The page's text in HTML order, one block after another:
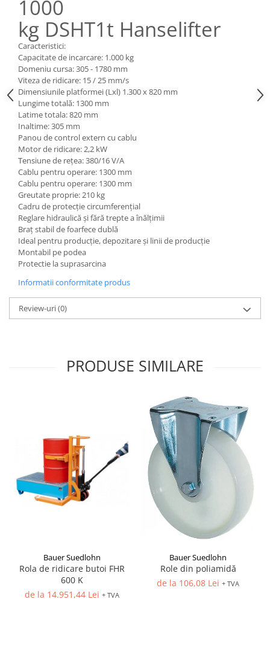
Pozitionere de sudura
Instalatii de rotire
Platforme foarfeca
Tip SB - cu bază rabatabilă
Nacela stivuitor
Translator stivuitor
Prelungitor lame stivuitor CAM
attachments
Atasamente profesionale CAM
Cleste ridicare butoi
Dispozitive ridicare butoaie
1000
kg DSHT1t Hanselifter
Caracteristici:
Capacitate de incarcare: 1.000 kg
Domeniu cursa: 305 - 1780 mm
Viteza de ridicare: 15 / 25 mm/s
Dimensiunile platformei (Lxl) 1.300 x 820 mm
Lungime totală: 1300 mm
Latime totala: 820 mm
Inaltime: 305 mm
Panou de control extern cu cablu
Motor de ridicare: 2,2 kW
Tensiune de rețea: 380/16 V/A
Cablu pentru operare: 1300 mm
Cablu pentru operare: 1300 mm
Greutate proprie: 210 kg
Cadru de protecție circumferențial
Reglare hidraulică și fără trepte a înălțimii
Braț stabil de foarfece dublă
Ideal pentru producție, depozitare și linii de producție
Montabil pe podea
Protectie la suprasarcina
Informatii conformitate produs
Review-uri(0)
PRODUSE SIMILARE
Bauer Suedlohn
Rola de ridicare butoi FHR
600 K
de la 14.951,44 Lei + TVA
Bauer Suedlohn
Role din poliamidă
de la 106,08 Lei + TVA